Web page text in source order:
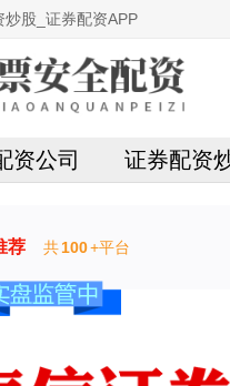
股_证券配资APP
资公司 证券配资
荐 共100+平台